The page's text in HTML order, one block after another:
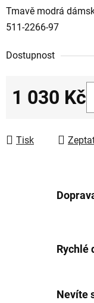
Tmavě modrá
511-2266-97
Dostupnost
1 030 Kč
Tisk
Rychlé
Nevíte